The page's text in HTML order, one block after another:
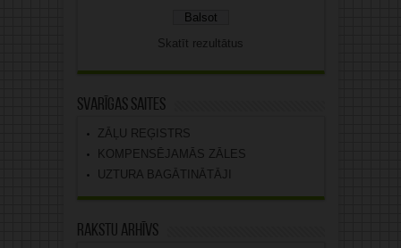
Skatīt rezultātus
Svarīgas saites
ZĀĻU REĢISTRS
KOMPENSĒJAMĀS ZĀLES
UZTURA BAGĀTINĀTĀJI
Rakstu arhīvs